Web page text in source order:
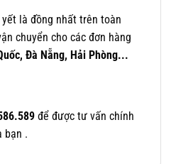
là đồng nhất trên toàn
chuyển cho các đơn hàng
Đà Nẵng, Hải Phòng...
để được tư vấn chính
bạn .